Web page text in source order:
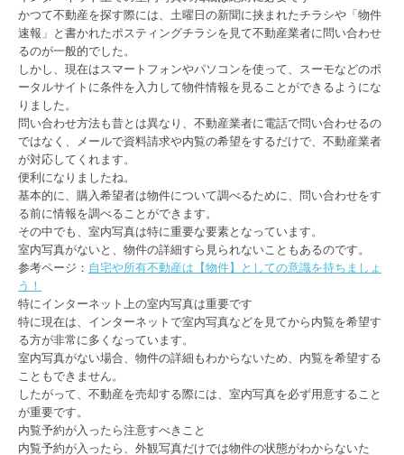
かつて不動産を探す際には、土曜日の新聞に挟まれたチラシや「物件
速報」と書かれたポスティングチラシを見て不動産業者に問い合わせ
るのが一般的でした。
しかし、現在はスマートフォンやパソコンを使って、スーモなどのポ
ータルサイトに条件を入力して物件情報を見ることができるようにな
りました。
問い合わせ方法も昔とは異なり、不動産業者に電話で問い合わせるの
ではなく、メールで資料請求や内覧の希望をするだけで、不動産業者
が対応してくれます。
便利になりましたね。
基本的に、購入希望者は物件について調べるために、問い合わせをす
る前に情報を調べることができます。
その中でも、室内写真は特に重要な要素となっています。
室内写真がないと、物件の詳細すら見られないこともあるのです。
参考ページ： 自宅や所有不動産は【物件】としての意識を持ちましょ
う！
特にインターネット上の室内写真は重要です
特に現在は、インターネットで室内写真などを見てから内覧を希望す
る方が非常に多くなっています。
室内写真がない場合、物件の詳細もわからないため、内覧を希望する
こともできません。
したがって、不動産を売却する際には、室内写真を必ず用意すること
が重要です。
内覧予約が入ったら注意すべきこと
内覧予約が入ったら、外観写真だけでは物件の状態がわからないた